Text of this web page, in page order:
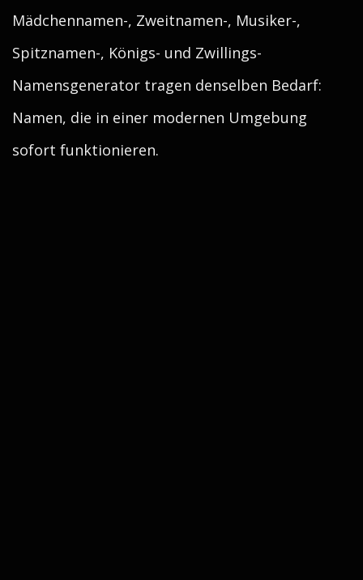
Mädchennamen-, Zweitnamen-, Musiker-,
Spitznamen-, Königs- und Zwillings-
Namensgenerator tragen denselben Bedarf:
Namen, die in einer modernen Umgebung
sofort funktionieren.